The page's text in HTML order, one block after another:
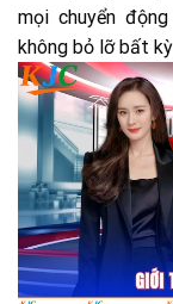
mọi chuyển
không bỏ lỡ bất